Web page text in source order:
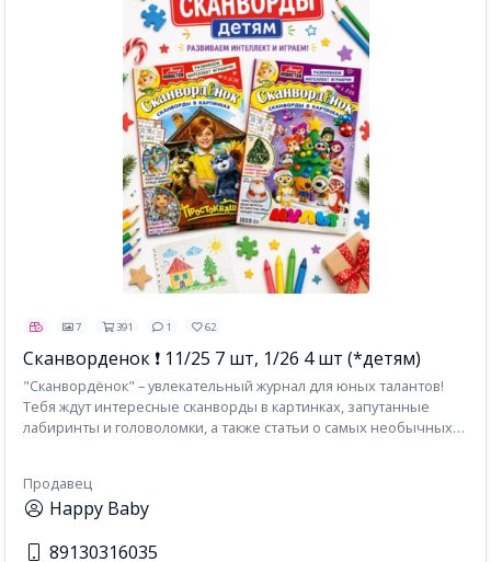
7 391 1 62
Сканворденок ❗ 11/25 7 шт, 1/26 4 шт (*детям)
"Сканвордёнок" – увлекательный журнал для юных талантов!
Тебя ждут интересные сканворды в картинках, запутанные
лабиринты и головоломки, а также статьи о самых необычных
поможет развить способности и проявить себя, расскажет о
новинках компьютерных игр и игр для гаджетов. В каждом
забавные комиксы, уморительные анекдоты, и конечно же,
Продавец
Happy Baby
89130316035